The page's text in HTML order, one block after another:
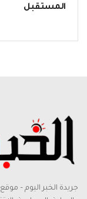
المستقبل
جريدة الخبر اليوم –